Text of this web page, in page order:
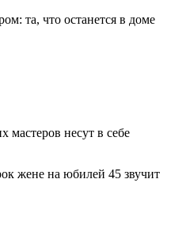
та, что останется в доме
мастеров несут в себе
жене на юбилей 45 звучит